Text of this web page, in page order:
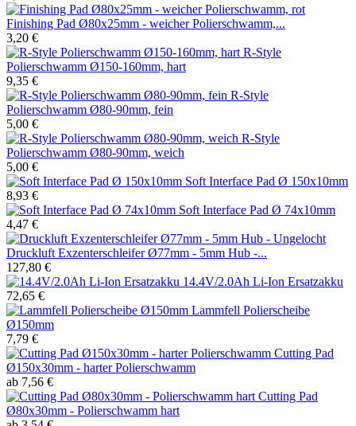
Finishing Pad Ø80x25mm - weicher Polierschwamm,...
3,20 €
R-Style
Polierschwamm Ø150-160mm, hart
9,35 €
R-Style
Polierschwamm Ø80-90mm, fein
5,00 €
R-Style
Polierschwamm Ø80-90mm, weich
5,00 €
Soft Interface Pad Ø 150x10mm
8,93 €
Soft Interface Pad Ø 74x10mm
4,47 €
Druckluft Exzenterschleifer Ø77mm - 5mm Hub -...
127,80 €
14.4V/2.0Ah Li-Ion Ersatzakku
72,65 €
Lammfell Polierscheibe
Ø150mm
7,79 €
Cutting Pad
Ø150x30mm - harter Polierschwamm
ab 7,56 €
Cutting Pad
Ø80x30mm - Polierschwamm hart